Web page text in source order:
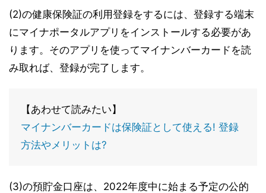
(2)の健康保険証の利用登録をするには、登録する端末
にマイナポータルアプリをインストールする必要があ
ります。そのアプリを使ってマイナンバーカードを読
み取れば、登録が完了します。
【あわせて読みたい】
マイナンバーカードは保険証として使える! 登録
方法やメリットは?
(3)の預貯金口座は、2022年度中に始まる予定の公的